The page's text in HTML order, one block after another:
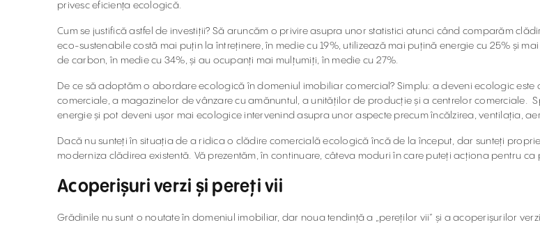
privesc eficiența ecologică.
Cum se justifică astfel de investiții? Să aruncăm o privire asupra unor statistici atunci când comparăm
eco-sustenabile costă mai puțin la întreținere, în medie cu 19%, utilizează mai puțină energie cu 25% și
de carbon, în medie cu 34%, și au ocupanți mai mulțumiți, în medie cu 27%.
De ce să adoptăm o abordare ecologică în domeniul imobiliar comercial? Simplu: a deveni ecologic
comerciale, a magazinelor de vânzare cu amănuntul, a unităților de producție și a centrelor comerciale.
energie și pot deveni ușor mai ecologice intervenind asupra unor aspecte precum încălzirea, ventilația,
Dacă nu sunteți în situația de a ridica o clădire comercială ecologică încă de la început, dar sunteți
moderniza clădirea existentă. Vă prezentăm, în continuare, câteva moduri în care puteți acționa pentru
Acoperișuri verzi și pereți vii
Grădinile nu sunt o noutate în domeniul imobiliar, dar noua tendință a „pereților vii” și a acoperișurilor